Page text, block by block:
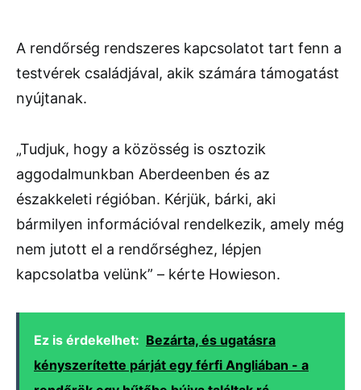
A rendőrség rendszeres kapcsolatot tart fenn a
testvérek családjával, akik számára támogatást
nyújtanak.
„Tudjuk, hogy a közösség is osztozik
aggodalmunkban Aberdeenben és az
északkeleti régióban. Kérjük, bárki, aki
bármilyen információval rendelkezik, amely még
nem jutott el a rendőrséghez, lépjen
kapcsolatba velünk” – kérte Howieson.
Ez is érdekelhet: Bezárta, és ugatásra
kényszerítette párját egy férfi Angliában - a